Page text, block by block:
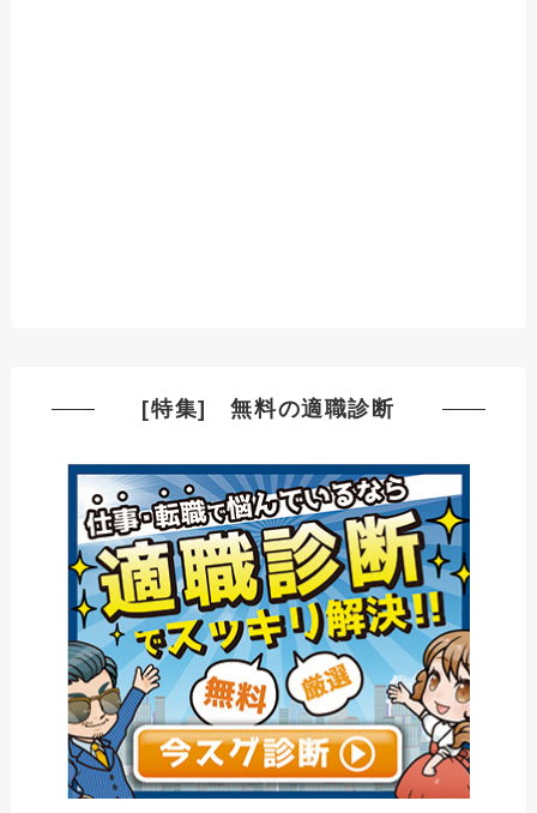
[特集] 無料の適職診断